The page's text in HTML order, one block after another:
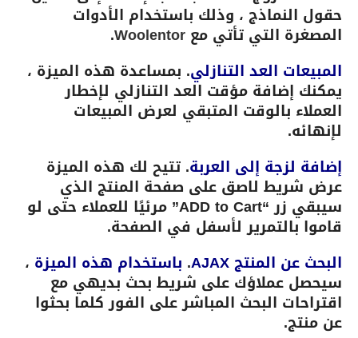
حقول النماذج ، وذلك باستخدام الأدوات
المصغرة التي تأتي مع Woolentor
.
المبيعات العد التنازلي. بمساعدة هذه الميزة ،
يمكنك إضافة مؤقت العد التنازلي لإخطار
العملاء بالوقت المتبقي لعرض المبيعات
لإنهائه.
إضافة لزجة إلى العربة. تتيح لك هذه الميزة
عرض شريط لاصق على صفحة المنتج الذي
سيبقي زر “ADD to Cart” مرئيًا للعملاء حتى لو
قاموا بالتمرير لأسفل في الصفحة.
البحث عن المنتج AJAX
. باستخدام هذه الميزة ،
سيحصل عملاؤك على شريط بحث بديهي مع
اقتراحات البحث المباشر على الفور كلما بحثوا
عن منتج.